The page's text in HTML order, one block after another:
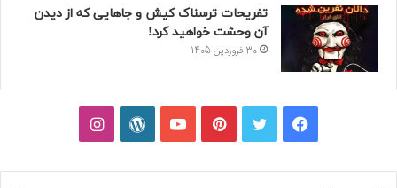
تفریحات ترسناک کیش و جاهایی که از دیدن
آن وحشت خواهید کرد!
30 فروردین 1405
فیسبوکتوییترپینتریستیوتیوبوردپرساینستاگرام